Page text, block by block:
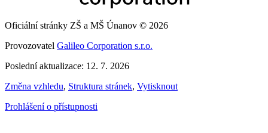
Oficiální stránky ZŠ a MŠ Únanov © 2026
Provozovatel Galileo Corporation s.r.o.
Poslední aktualizace: 12. 7. 2026
Změna vzhledu, Struktura stránek, Vytisknout
Prohlášení o přístupnosti